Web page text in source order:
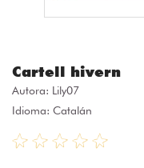
Cartell hivern
Autora: Lily07
Idioma: Catalán